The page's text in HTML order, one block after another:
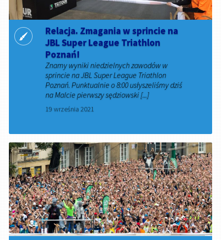
Relacja. Zmagania w sprincie na
JBL Super League Triathlon
Poznań!
Znamy wyniki niedzielnych zawodów w
sprincie na JBL Super League Triathlon
Poznań. Punktualnie o 8:00 usłyszeliśmy dziś
na Malcie pierwszy sędziowski [...]
19 września 2021